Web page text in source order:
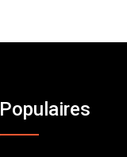
Populaires